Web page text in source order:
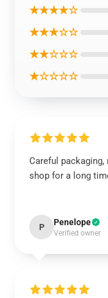
★★★★☆
★★★☆☆
★★☆☆☆
★☆☆☆☆
Careful
shop for a long
P Penelope
Verified owner